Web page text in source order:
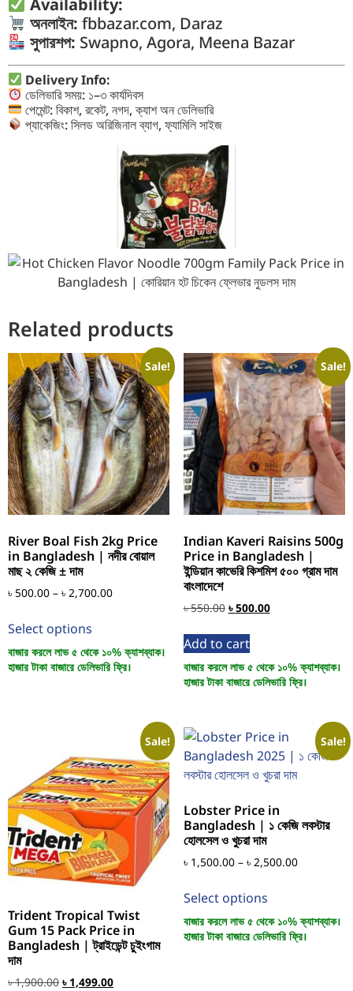
অনলাইন: fbbazar.com, Daraz
সুপারশপ: Swapno, Agora, Meena Bazar
Delivery Info:
ডেলিভারি সময়: ১–৩ কার্যদিবস
পেমেন্ট: বিকাশ, রকেট, নগদ, ক্যাশ অন ডেলিভারি
প্যাকেজিং: সিলড অরিজিনাল ব্যাগ, ফ্যামিলি সাইজ
Related products
Sale!
River Boal Fish 2kg Price
in Bangladesh | নদীর বোয়াল
মাছ ২ কেজি ± দাম
৳ 500.00 – ৳ 2,700.00
Select options
বাজার করলে লাভ ৫ থেকে ১০% ক্যাশব্যাক।
হাজার টাকা বাজারে ডেলিভারি ফ্রি।
Sale!
Indian Kaveri Raisins 500g
Price in Bangladesh |
ইন্ডিয়ান কাভেরি কিশমিশ ৫০০ গ্রাম দাম
বাংলাদেশে
৳550.00 ৳500.00
Add to cart
বাজার করলে লাভ ৫ থেকে ১০% ক্যাশব্যাক।
হাজার টাকা বাজারে ডেলিভারি ফ্রি।
Sale!
Trident Tropical Twist
Gum 15 Pack Price in
Bangladesh | ট্রাইডেন্ট চুইংগাম
দাম
৳1,900.00 ৳ 1,499.00
Sale!
Lobster Price in
Bangladesh | ১ কেজি লবস্টার
হোলসেল ও খুচরা দাম
৳ 1,500.00 – ৳ 2,500.00
Select options
বাজার করলে লাভ ৫ থেকে ১০% ক্যাশব্যাক।
হাজার টাকা বাজারে ডেলিভারি ফ্রি।